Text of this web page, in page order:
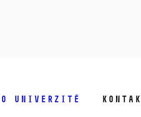
O univerzitě